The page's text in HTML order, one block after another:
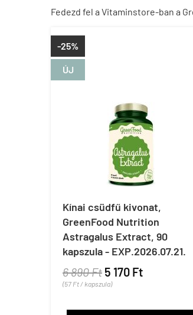
Fedezd fel a Vitaminstore-ban a
ÚJ
-25%
Kínai csüdfű kivonat,
GreenFood Nutrition
Astragalus Extract, 90
kapszula - EXP.2026.07.21.
6 890 Ft 5 170 Ft
(57 Ft / kapszula)